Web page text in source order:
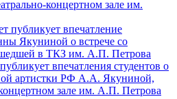
публикует впечатление
Якуниной о встрече со
в ТКЗ им. А.П. Петрова